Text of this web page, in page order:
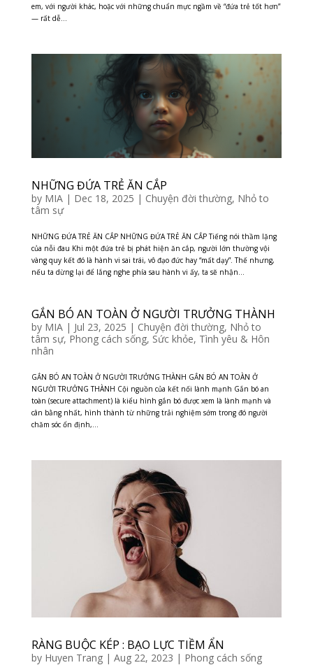
em, với người khác, hoặc với những chuẩn mực ngầm về “đứa trẻ tốt hơn”
— rất dễ...
NHỮNG ĐỨA TRẺ ĂN CẮP
by MIA| Dec 18, 2025 | Chuyện đời thường, Nhỏ to
tâm sự
NHỮNG ĐỨA TRẺ ĂN CẮP NHỮNG ĐỨA TRẺ ĂN CẮP Tiếng nói thầm lặng
của nỗi đau Khi một đứa trẻ bị phát hiện ăn cắp, người lớn thường vội
vàng quy kết đó là hành vi sai trái, vô đạo đức hay “mất dạy”. Thế nhưng,
nếu ta dừng lại để lắng nghe phía sau hành vi ấy, ta sẽ nhận...
GẮN BÓ AN TOÀN Ở NGƯỜI TRƯỞNG THÀNH
by MIA| Jul 23, 2025 | Chuyện đời thường, Nhỏ to
tâm sự, Phong cách sống, Sức khỏe, Tình yêu & Hôn
nhân
GẮN BÓ AN TOÀN Ở NGƯỜI TRƯỞNG THÀNH GẮN BÓ AN TOÀN Ở
NGƯỜI TRƯỞNG THÀNH Cội nguồn của kết nối lành mạnh Gắn bó an
toàn (secure attachment) là kiểu hình gắn bó được xem là lành mạnh và
cân bằng nhất, hình thành từ những trải nghiệm sớm trong đó người
chăm sóc ổn định,...
RÀNG BUỘC KÉP : BẠO LỰC TIỀM ẨN
by Huyen Trang| Aug 22, 2023 | Phong cách sống